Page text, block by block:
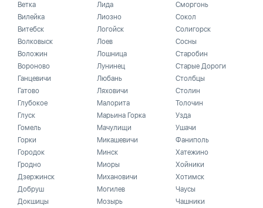
Ветка
Вилейка
Витебск
Волковыск
Воложин
Вороново
Ганцевичи
Гатово
Глубокое
Глуск
Гомель
Горки
Городок
Гродно
Дзержинск
Добруш
Докшицы
Лида
Лиозно
Логойск
Лоев
Лошница
Лунинец
Любань
Ляховичи
Малорита
Марьина Горка
Мачулищи
Микашевичи
Минск
Миоры
Михановичи
Могилев
Мозырь
Сморгонь
Сокол
Солигорск
Сосны
Старобин
Старые Дороги
Столбцы
Столин
Толочин
Узда
Ушачи
Фаниполь
Хатежино
Хойники
Хотимск
Чаусы
Чашники